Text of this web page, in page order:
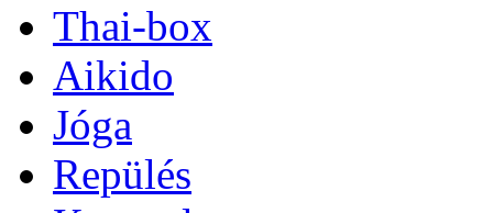
Thai-box
Aikido
Jóga
Repülés